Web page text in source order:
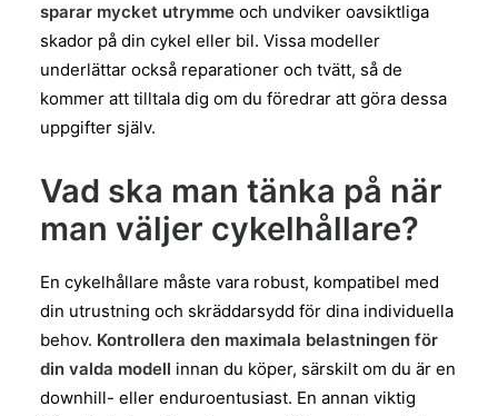
sparar mycket utrymme och undviker oavsiktliga
skador på din cykel eller bil. Vissa modeller
underlättar också reparationer och tvätt, så de
kommer att tilltala dig om du föredrar att göra dessa
uppgifter själv.
Vad ska man tänka på när
man väljer cykelhållare?
En cykelhållare måste vara robust, kompatibel med
din utrustning och skräddarsydd för dina individuella
behov. Kontrollera den maximala belastningen för
din valda modell innan du köper, särskilt om du är en
downhill- eller enduroentusiast. En annan viktig